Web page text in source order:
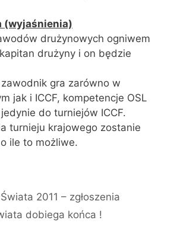
(wyjaśnienia)
drużynowych ogniwem
drużyny i on będzie
gra zarówno w
jak i ICCF, kompetencje OSL
do turniejów ICCF.
turnieju krajowego zostanie
ile to możliwe.
2011 – zgłoszenia
dobiega końca !